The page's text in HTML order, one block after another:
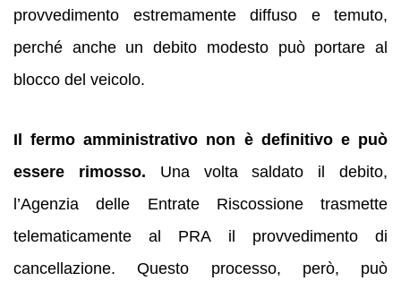
provvedimento estremamente diffuso e temuto,
perché anche un debito modesto può portare al
blocco del veicolo.
Il fermo amministrativo non è definitivo e può
essere rimosso. Una volta saldato il debito,
l’Agenzia delle Entrate Riscossione trasmette
telematicamente al PRA il provvedimento di
cancellazione. Questo processo, però, può